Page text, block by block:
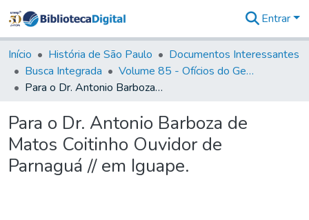
&
Coleções
Tudo na
Biblioteca
Estatísticas
Entrar
Início História de São Paulo
Documentos Interessantes
Busca Integrada
Volume 85 - Ofícios do General Francisco da Cunha Menezes (Governador da Capitania): 1782- 1786
Para o Dr. Antonio Barboza de Matos Coitinho Ouvidor de Parnaguá // em Iguape.
Para o Dr. Antonio Barboza de
Matos Coitinho Ouvidor de
Parnaguá // em Iguape.